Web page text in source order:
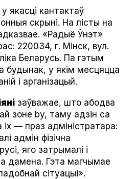
якасці кантактаў
скрыні. На лісты на
«Радыё Ўнэт»
220034, г. Мінск, вул.
Беларусь. Па гэтым
будынак, у якім месцяцца
і арганізацый.
заўважае, што абодва
зоне by, таму адзін са
— праз адміністратара:
адмін фізічна
яго затрымалі і
дамена. Гэта магчымае
сітуацыі».